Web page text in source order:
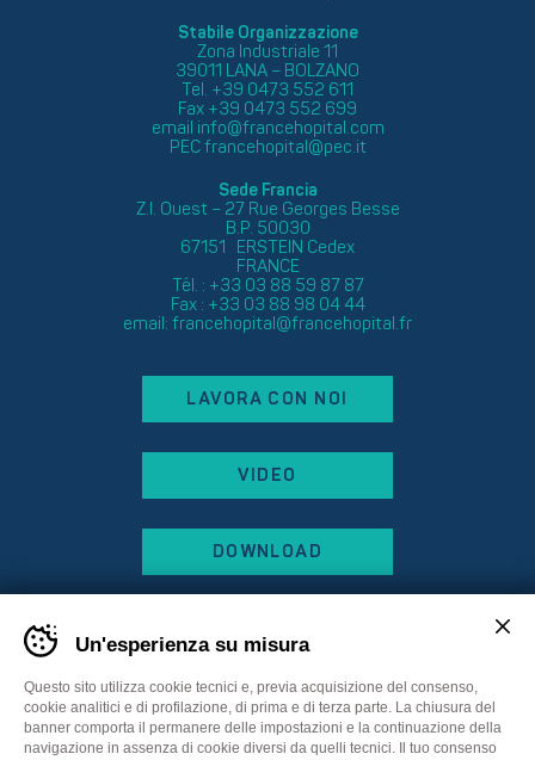
Stabile Organizzazione
Zona Industriale 11
39011 LANA – BOLZANO
Tel. +39 0473 552 611
Fax +39 0473 552 699
email info@francehopital.com
PECfrancehopital@pec.it
Sede Francia
Z.I. Ouest – 27 Rue Georges Besse
B.P. 50030
67151 ERSTEIN Cedex
FRANCE
Tél. : +33 03 88 59 87 87
Fax : +33 03 88 98 04 44
email: francehopital@francehopital.fr
LAVORA CON NOI
VIDEO
DOWNLOAD
Un'esperienza su misura
Questo sito utilizza cookie tecnici e, previa acquisizione del consenso,
cookie analitici e di profilazione, di prima e di terza parte. La chiusura del
banner comporta il permanere delle impostazioni e la continuazione della
navigazione in assenza di cookie diversi da quelli tecnici. Il tuo consenso